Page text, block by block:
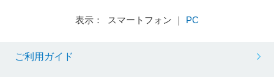
表示： スマートフォン ｜ PC
ご利用ガイド